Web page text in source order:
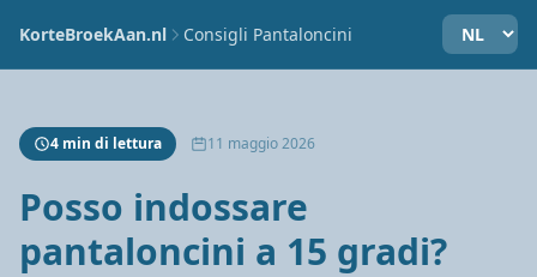
KorteBroekAan.nl Consigli Pantaloncini
4 min di lettura 11 maggio 2026
Posso indossare
pantaloncini a 15 gradi?